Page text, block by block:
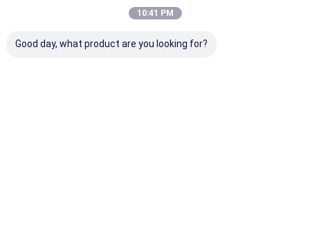
Danh Mục Của Chúng Tôi10:41 PM
Good day, what product are you looking for?